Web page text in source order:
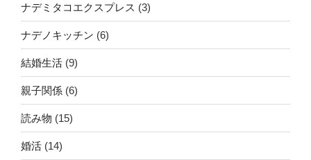
ナデミタコエクスプレス (3)
ナデノキッチン (6)
結婚生活 (9)
親子関係 (6)
読み物 (15)
婚活 (14)